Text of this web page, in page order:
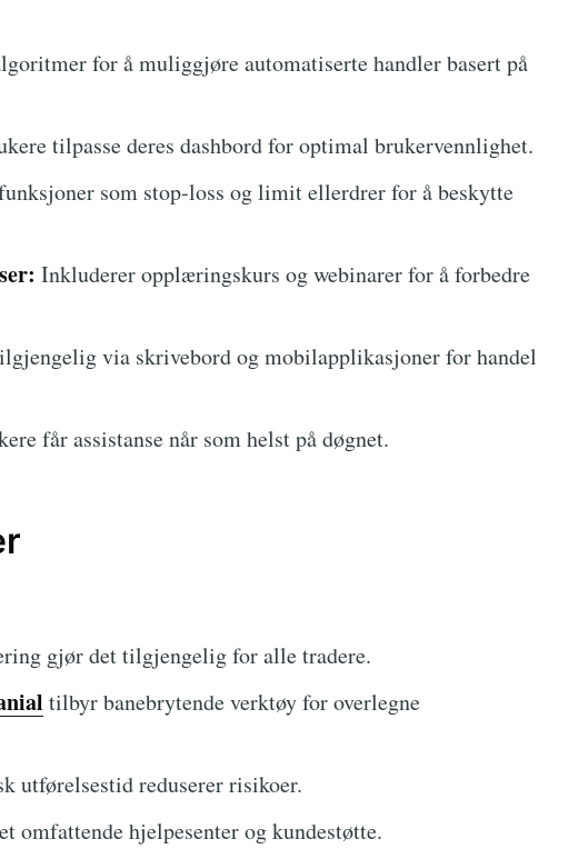
for å muliggjøre automatiserte handler basert på
tilpasse deres dashbord for optimal brukervennlighet.
som stop-loss og limit ellerdrer for å beskytte
Inkluderer opplæringskurs og webinarer for å forbedre
via skrivebord og mobilapplikasjoner for handel
får assistanse når som helst på døgnet.
gjør det tilgjengelig for alle tradere.
tilbyr banebrytende verktøy for overlegne
utførelsestid reduserer risikoer.
omfattende hjelpesenter og kundestøtte.